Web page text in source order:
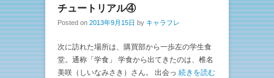
チュートリアル④
Posted on 2013年9月15日 by キャラフレ
次に訪れた場所は、購買部から一歩左の学生食
堂。通称「学食」 学食から出てきたのは、椎名
美咲（しいなみさき）さん。 出会っ 続きを読む